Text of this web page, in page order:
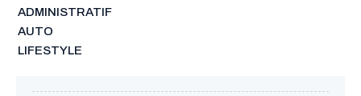
ADMINISTRATIF
AUTO
LIFESTYLE